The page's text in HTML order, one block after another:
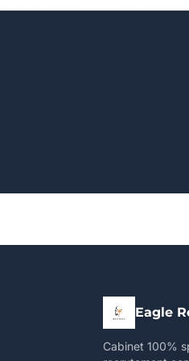
Eagle
Cabinet 100%